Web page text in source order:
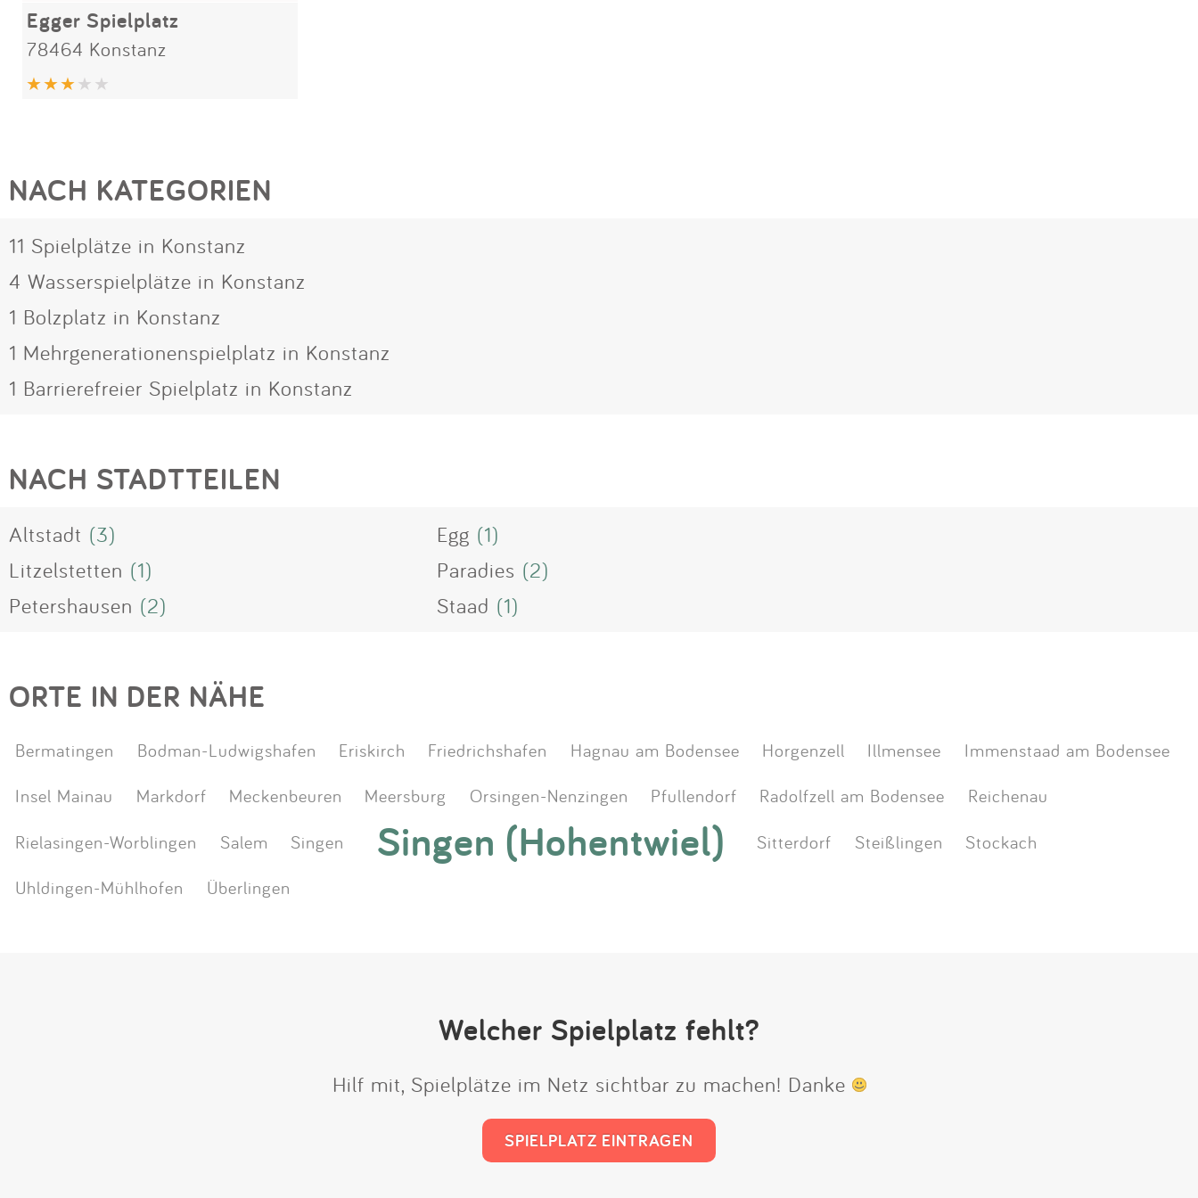
Egger Spielplatz
78464 Konstanz
NACH KATEGORIEN
11 Spielplätze in Konstanz
4 Wasserspielplätze in Konstanz
1 Bolzplatz in Konstanz
1 Mehrgenerationenspielplatz in Konstanz
1 Barrierefreier Spielplatz in Konstanz
NACH STADTTEILEN
Altstadt (3) Egg (1)
Litzelstetten (1) Paradies (2)
Petershausen (2) Staad (1)
ORTE IN DER NÄHE
Bermatingen Bodman-Ludwigshafen Eriskirch Friedrichshafen Hagnau am Bodensee Horgenzell Illmensee
Immenstaad am Bodensee
Insel Mainau
Markdorf Meckenbeuren Meersburg Orsingen-Nenzingen Pfullendorf Radolfzell am Bodensee
Reichenau
Rielasingen-Worblingen
Salem Singen Singen (Hohentwiel) Sitterdorf Steißlingen
Stockach
Uhldingen-Mühlhofen
Überlingen
Welcher Spielplatz fehlt?
Hilf mit, Spielplätze im Netz sichtbar zu machen! Danke
SPIELPLATZ EINTRAGEN